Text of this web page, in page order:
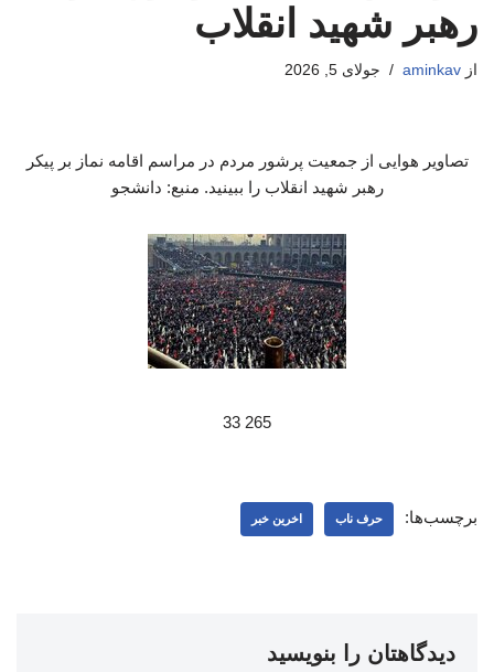
رهبر شهید انقلاب
از aminkav جولای 5, 2026
تصاویر هوایی از جمعیت پرشور مردم در مراسم اقامه نماز بر پیکر
رهبر شهید انقلاب را ببینید. منبع: دانشجو
265 33
برچسب‌ها: حرف ناب اخرین خبر
دیدگاهتان را بنویسید